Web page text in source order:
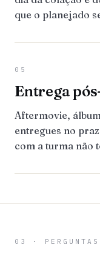
que o planejado
05
Entrega
Aftermovie,
entregues no
com a turma não
03 · PERGUNTAS